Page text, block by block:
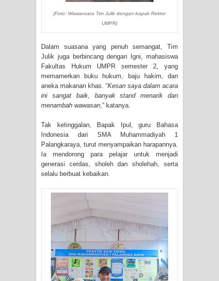
(Foto: Wawancara Tim Julik dengan bapak Rektor
UMPR)
Dalam suasana yang penuh semangat, Tim
Julik juga berbincang dengan Igni, mahasiswa
Fakultas Hukum UMPR semester 2, yang
memamerkan buku hukum, baju hakim, dan
aneka makanan khas. “Kesan saya dalam acara
ini sangat baik, banyak stand menarik dan
menambah wawasan,” katanya.
Tak ketinggalan, Bapak Ipul, guru Bahasa
Indonesia dari SMA Muhammadiyah 1
Palangkaraya, turut menyampaikan harapannya.
Ia mendorong para pelajar untuk menjadi
generasi cerdas, sholeh dan sholehah, serta
selalu berbuat kebaikan.